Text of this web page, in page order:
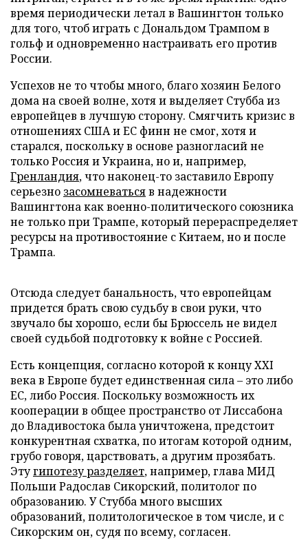
время периодически летал в Вашингтон только
для того, чтоб играть с Дональдом Трампом в
гольф и одновременно настраивать его против
России.
Успехов не то чтобы много, благо хозяин Белого
дома на своей волне, хотя и выделяет Стубба из
европейцев в лучшую сторону. Смягчить кризис в
отношениях США и ЕС финн не смог, хотя и
старался, поскольку в основе разногласий не
только Россия и Украина, но и, например,
Гренландия, что наконец-то заставило Европу
серьезно засомневатьсяв надежности
Вашингтона как военно-политического союзника
не только при Трампе, который перераспределяет
ресурсы на противостояние с Китаем, но и после
Трампа.
Отсюда следует банальность, что европейцам
придется брать свою судьбу в свои руки, что
звучало бы хорошо, если бы Брюссель не видел
своей судьбой подготовку к войне с Россией.
Есть концепция, согласно которой к концу XXI
века в Европе будет единственная сила – это либо
ЕС, либо Россия. Поскольку возможность их
кооперации в общее пространство от Лиссабона
до Владивостока была уничтожена, предстоит
конкурентная схватка, по итогам которой одним,
грубо говоря, царствовать, а другим прозябать.
Этугипотезу разделяет, например, глава МИД
Польши Радослав Сикорский, политолог по
образованию. У Стубба много высших
образований, политологическое в том числе, и с
Сикорским он, судя по всему, согласен.